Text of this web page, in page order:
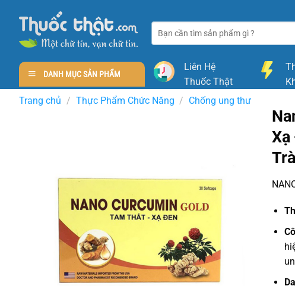
content
kiếm:
DANH MỤC SẢN PHẨM
Liên Hệ
Thuốc Thật
Trang chủ / Thực Phẩm Chức Năng / Chống ung thư
Xạ